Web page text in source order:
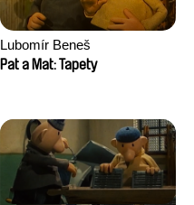
Lubomír Beneš
Pat a Mat: Tapety